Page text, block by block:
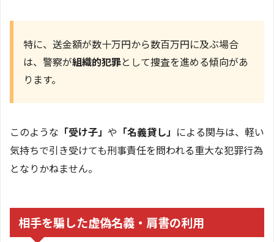
特に、送金額が数十万円から数百万円に及ぶ場合
は、警察が組織的犯罪として捜査を進める傾向があ
ります。
このような 「受け子」 や 「名義貸し」 による関与は、軽い
気持ちで引き受けても刑事責任を問われる重大な犯罪行為
となりかねません。
相手を騙した虚偽名義・肩書の利用